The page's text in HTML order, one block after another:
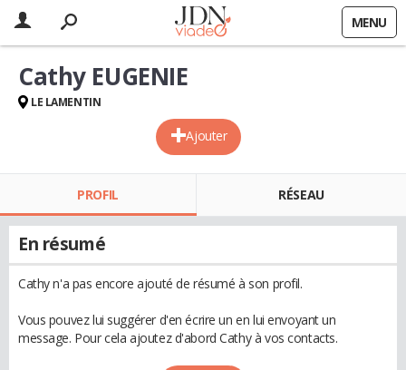
MENU
Ajouter
Cathy EUGENIE
LE LAMENTIN
PROFIL RÉSEAU
En résumé
Cathy n'a pas encore ajouté de résumé à son profil.
Vous pouvez lui suggérer d'en écrire un en lui envoyant un
message. Pour cela ajoutez d'abord Cathy à vos contacts.